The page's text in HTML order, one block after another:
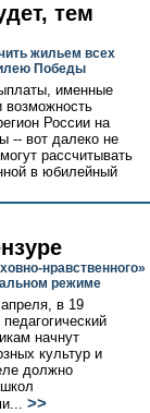
тем
жильем всех
Победы
именные
возможность
России на
-- вот далеко не
рассчитывать
в юбилейный
нравственного»
режиме
в 19
начнут
культур и
должно
>>